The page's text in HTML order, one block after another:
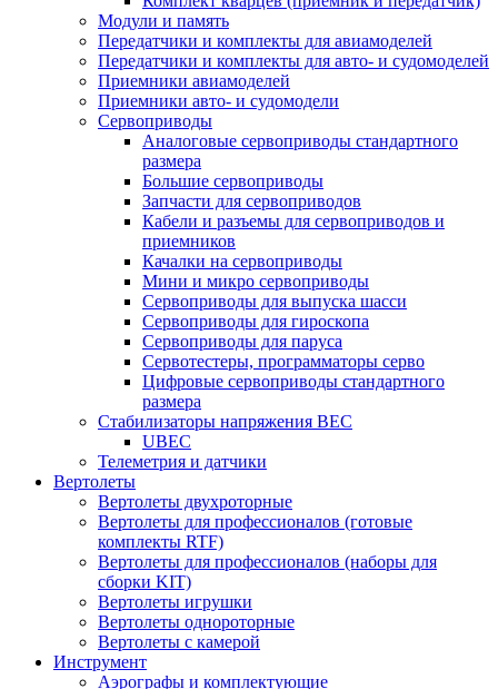
Модули и память
Передатчики и комплекты для авиамоделей
Передатчики и комплекты для авто- и судомоделей
Приемники авиамоделей
Приемники авто- и судомодели
Сервоприводы
Аналоговые сервоприводы стандартного
размера
Большие сервоприводы
Запчасти для сервоприводов
Кабели и разъемы для сервоприводов и
приемников
Качалки на сервоприводы
Мини и микро сервоприводы
Сервоприводы для выпуска шасси
Сервоприводы для гироскопа
Сервоприводы для паруса
Сервотестеры, программаторы серво
Цифровые сервоприводы стандартного
размера
Стабилизаторы напряжения BEC
UBEC
Телеметрия и датчики
Вертолеты
Вертолеты двухроторные
Вертолеты для профессионалов (готовые
комплекты RTF)
Вертолеты для профессионалов (наборы для
сборки KIT)
Вертолеты игрушки
Вертолеты однороторные
Вертолеты с камерой
Инструмент
Аэрографы и комплектующие